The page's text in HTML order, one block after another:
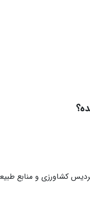
کشاورزی و منابع